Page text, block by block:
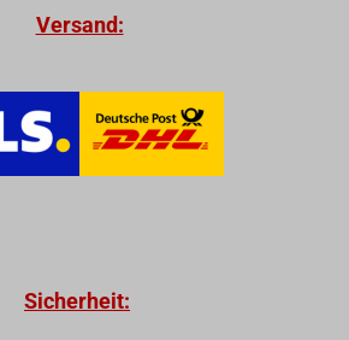
Versand:
Sicherheit: